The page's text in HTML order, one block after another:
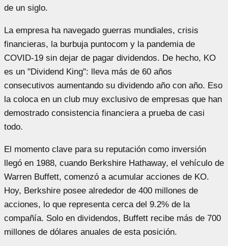
de un siglo.
La empresa ha navegado guerras mundiales, crisis
financieras, la burbuja puntocom y la pandemia de
COVID-19 sin dejar de pagar dividendos. De hecho, KO
es un "Dividend King": lleva más de 60 años
consecutivos aumentando su dividendo año con año. Eso
la coloca en un club muy exclusivo de empresas que han
demostrado consistencia financiera a prueba de casi
todo.
El momento clave para su reputación como inversión
llegó en 1988, cuando Berkshire Hathaway, el vehículo de
Warren Buffett, comenzó a acumular acciones de KO.
Hoy, Berkshire posee alrededor de 400 millones de
acciones, lo que representa cerca del 9.2% de la
compañía. Solo en dividendos, Buffett recibe más de 700
millones de dólares anuales de esta posición.